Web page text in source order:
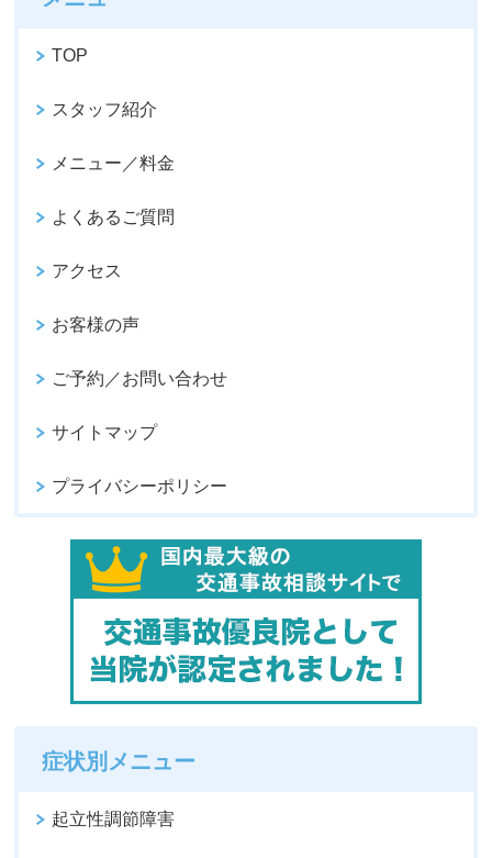
TOP
スタッフ紹介
メニュー／料金
よくあるご質問
アクセス
お客様の声
ご予約／お問い合わせ
サイトマップ
プライバシーポリシー
症状別メニュー
起立性調節障害